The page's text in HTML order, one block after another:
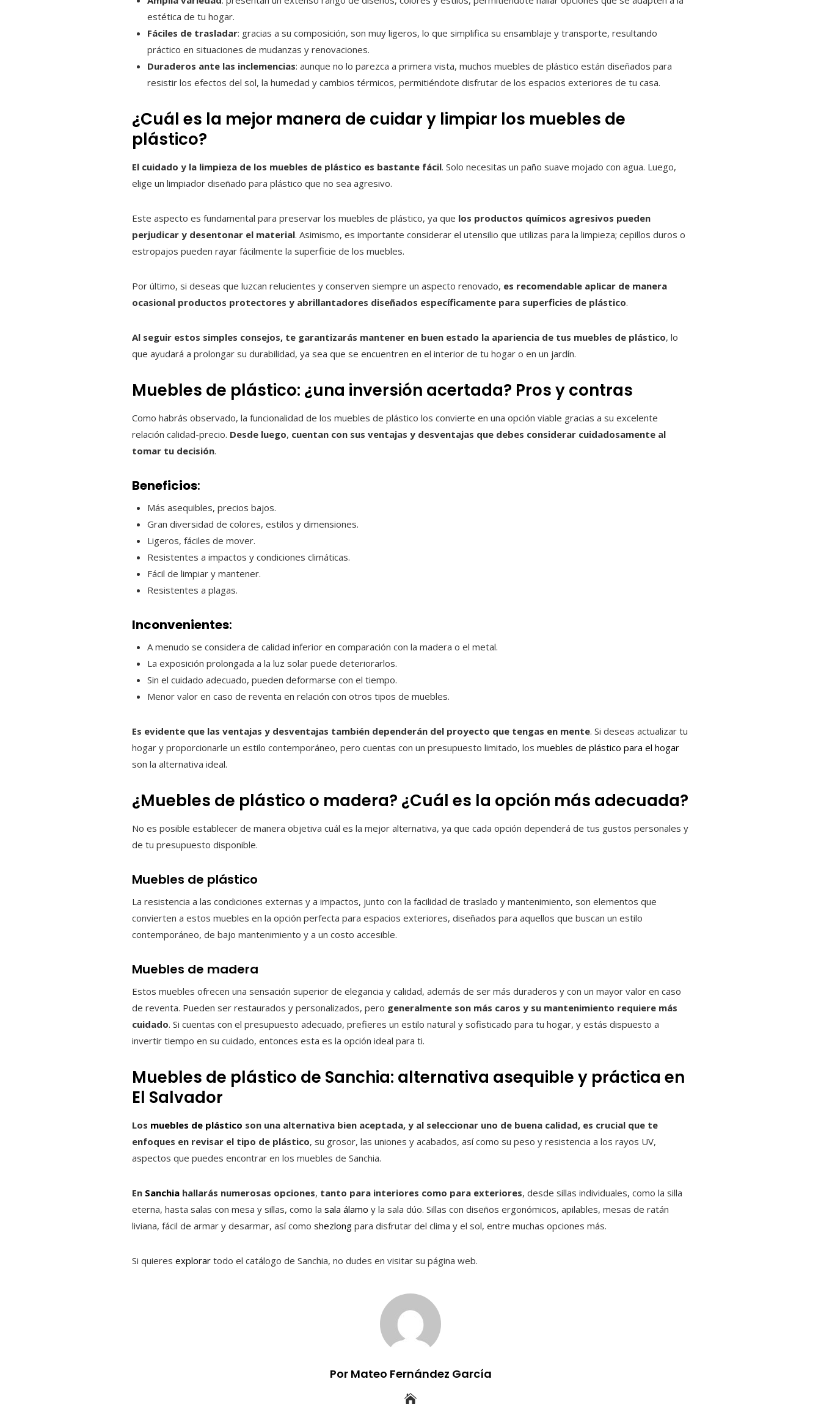
estética de tu hogar.
Fáciles de trasladar: gracias a su composición, son muy ligeros, lo que simplifica su ensamblaje y transporte, resultando
práctico en situaciones de mudanzas y renovaciones.
Duraderos ante las inclemencias: aunque no lo parezca a primera vista, muchos muebles de plástico están diseñados para
resistir los efectos del sol, la humedad y cambios térmicos, permitiéndote disfrutar de los espacios exteriores de tu casa.
¿Cuál es la mejor manera de cuidar y limpiar los muebles de
plástico?
El cuidado y la limpieza de los muebles de plástico es bastante fácil. Solo necesitas un paño suave mojado con agua. Luego,
elige un limpiador diseñado para plástico que no sea agresivo.
Este aspecto es fundamental para preservar los muebles de plástico, ya que los productos químicos agresivos pueden
perjudicar y desentonar el material. Asimismo, es importante considerar el utensilio que utilizas para la limpieza; cepillos duros o
estropajos pueden rayar fácilmente la superficie de los muebles.
Por último, si deseas que luzcan relucientes y conserven siempre un aspecto renovado, es recomendable aplicar de manera
ocasional productos protectores y abrillantadores diseñados específicamente para superficies de plástico.
Al seguir estos simples consejos, te garantizarás mantener en buen estado la apariencia de tus muebles de plástico, lo
que ayudará a prolongar su durabilidad, ya sea que se encuentren en el interior de tu hogar o en un jardín.
Muebles de plástico: ¿una inversión acertada? Pros y contras
Como habrás observado, la funcionalidad de los muebles de plástico los convierte en una opción viable gracias a su excelente
relación calidad-precio. Desde luego, cuentan con sus ventajas y desventajas que debes considerar cuidadosamente al
tomar tu decisión.
Beneficios:
Más asequibles, precios bajos.
Gran diversidad de colores, estilos y dimensiones.
Ligeros, fáciles de mover.
Resistentes a impactos y condiciones climáticas.
Fácil de limpiar y mantener.
Resistentes a plagas.
Inconvenientes:
A menudo se considera de calidad inferior en comparación con la madera o el metal.
La exposición prolongada a la luz solar puede deteriorarlos.
Sin el cuidado adecuado, pueden deformarse con el tiempo.
Menor valor en caso de reventa en relación con otros tipos de muebles.
Es evidente que las ventajas y desventajas también dependerán del proyecto que tengas en mente. Si deseas actualizar tu
hogar y proporcionarle un estilo contemporáneo, pero cuentas con un presupuesto limitado, los muebles de plástico para el hogar
son la alternativa ideal.
¿Muebles de plástico o madera? ¿Cuál es la opción más adecuada?
No es posible establecer de manera objetiva cuál es la mejor alternativa, ya que cada opción dependerá de tus gustos personales y
de tu presupuesto disponible.
Muebles de plástico
La resistencia a las condiciones externas y a impactos, junto con la facilidad de traslado y mantenimiento, son elementos que
convierten a estos muebles en la opción perfecta para espacios exteriores, diseñados para aquellos que buscan un estilo
contemporáneo, de bajo mantenimiento y a un costo accesible.
Muebles de madera
Estos muebles ofrecen una sensación superior de elegancia y calidad, además de ser más duraderos y con un mayor valor en caso
de reventa. Pueden ser restaurados y personalizados, pero generalmente son más caros y su mantenimiento requiere más
cuidado. Si cuentas con el presupuesto adecuado, prefieres un estilo natural y sofisticado para tu hogar, y estás dispuesto a
invertir tiempo en su cuidado, entonces esta es la opción ideal para ti.
Muebles de plástico de Sanchia: alternativa asequible y práctica en
El Salvador
Los muebles de plástico son una alternativa bien aceptada, y al seleccionar uno de buena calidad, es crucial que te
enfoques en revisar el tipo de plástico, su grosor, las uniones y acabados, así como su peso y resistencia a los rayos UV,
aspectos que puedes encontrar en los muebles de Sanchia.
En Sanchia hallarás numerosas opciones, tanto para interiores como para exteriores, desde sillas individuales, como la silla
eterna, hasta salas con mesa y sillas, como la sala álamo y la sala dúo. Sillas con diseños ergonómicos, apilables, mesas de ratán
liviana, fácil de armar y desarmar, así como shezlong para disfrutar del clima y el sol, entre muchas opciones más.
Si quieres explorar todo el catálo go de Sanchia, no dudes en visitar su página web.
Por Mateo Fernández García